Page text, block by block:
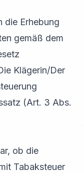
die Erhebung
gemäß dem
Klägerin/Der
(Art. 3 Abs.
ob die
Tabaksteuer